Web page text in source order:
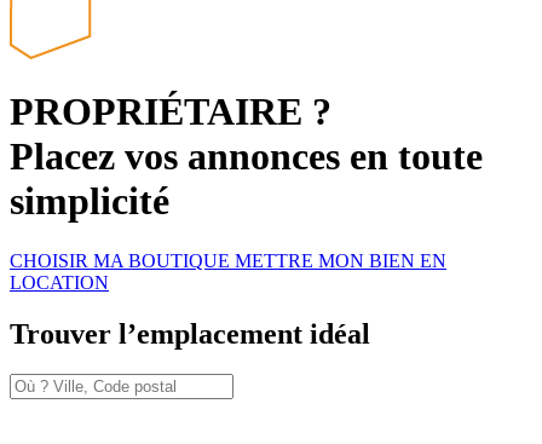
PROPRIÉTAIRE ?
Placez vos annonces en toute
simplicité
CHOISIR MA BOUTIQUE METTRE MON BIEN EN
LOCATION
Trouver l’emplacement idéal